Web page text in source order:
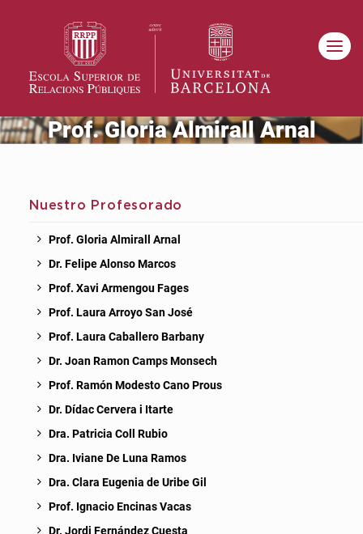
Prof. Gloria Almirall Arnal
Nuestro Profesorado
Prof. Gloria Almirall Arnal
Dr. Felipe Alonso Marcos
Prof. Xavi Armengou Fages
Prof. Laura Arroyo San José
Prof. Laura Caballero Barbany
Dr. Joan Ramon Camps Monsech
Prof. Ramón Modesto Cano Prous
Dr. Dídac Cervera i Itarte
Dra. Patricia Coll Rubio
Dra. Iviane De Luna Ramos
Dra. Clara Eugenia de Uribe Gil
Prof. Ignacio Encinas Vacas
Dr. Jordi Fernández Cuesta